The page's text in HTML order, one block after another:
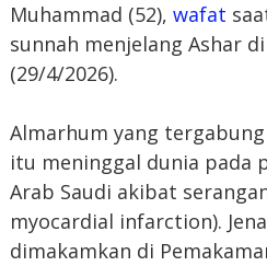
Muhammad (52), wafat
sunnah menjelang Ashar
(29/4/2026).
Almarhum yang
itu meninggal dunia pada
Arab Saudi akibat
myocardial infarction).
dimakamkan di